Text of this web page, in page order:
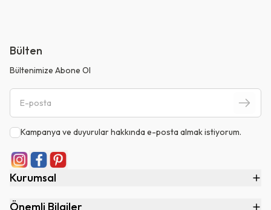
Bülten
Bültenimize Abone Ol
Kampanya ve duyurular hakkında e-posta almak istiyorum.
Kurumsal
Önemli Bilgiler